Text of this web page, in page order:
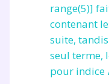
range(5)]
contenant
suite,
seul terme,
pour indice